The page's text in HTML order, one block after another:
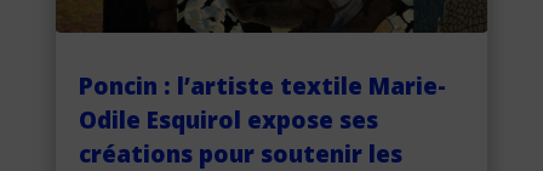
Poncin : l’artiste textile Marie-
Odile Esquirol expose ses
créations pour soutenir les